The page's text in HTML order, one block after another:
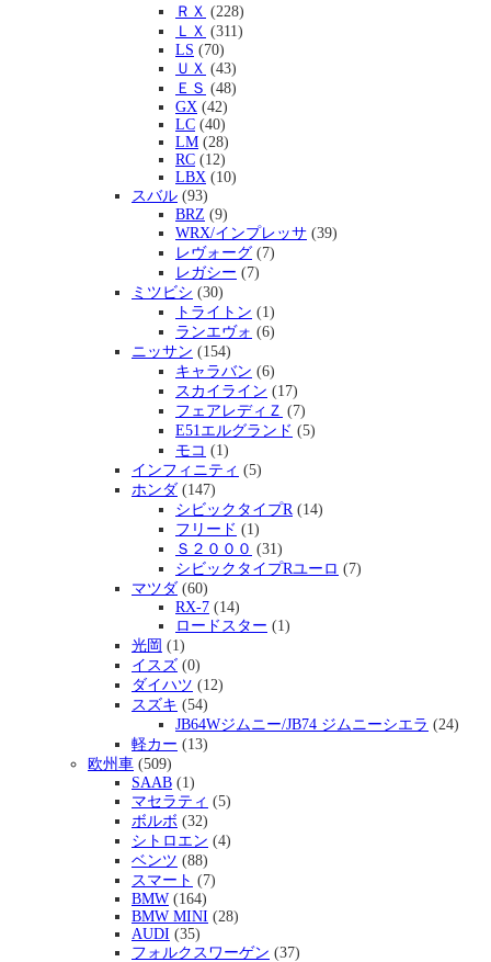
ＲＸ (228)
ＬＸ (311)
LS (70)
ＵＸ (43)
ＥＳ (48)
GX (42)
LC (40)
LM (28)
RC (12)
LBX (10)
スバル (93)
BRZ (9)
WRX/インプレッサ (39)
レヴォーグ (7)
レガシー (7)
ミツビシ (30)
トライトン (1)
ランエヴォ (6)
ニッサン (154)
キャラバン (6)
スカイライン (17)
フェアレディＺ (7)
E51エルグランド (5)
モコ (1)
インフィニティ (5)
ホンダ (147)
シビックタイプR(14)
フリード (1)
Ｓ２０００ (31)
シビックタイプRユーロ (7)
マツダ (60)
RX-7 (14)
ロードスター (1)
光岡 (1)
イスズ (0)
ダイハツ (12)
スズキ (54)
JB64Wジムニー/JB74 ジムニーシエラ (24)
軽カー (13)
欧州車 (509)
SAAB (1)
マセラティ (5)
ボルボ (32)
シトロエン (4)
ベンツ (88)
スマート (7)
BMW (164)
BMW MINI (28)
AUDI (35)
フォルクスワーゲン (37)